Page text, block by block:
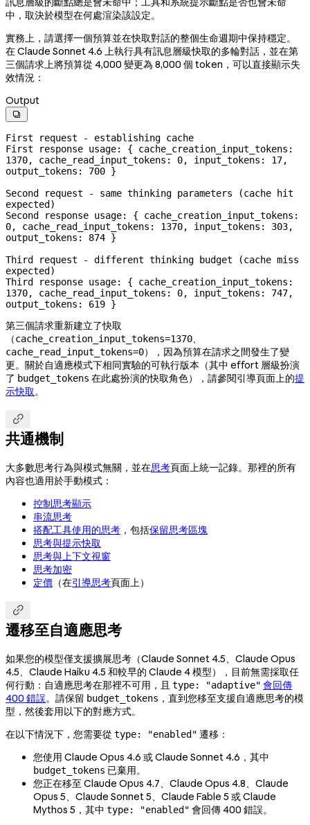
中，取決於模型在何處渲染該設定。
實務上，請選擇一個預算並在快取對話的整個生命週期中保持穩定。
在 Claude Sonnet 4.6 上執行具有訊息層級快取的多輪對話，並在第
三個請求上將預算從 4,000 變更為 8,000 個 token，可以直接顯示失
效情況：
Output

First request - establishing cache
First response usage: { cache_creation_input_tokens:
1370, cache_read_input_tokens: 0, input_tokens: 17,
output_tokens: 700 }
Second request - same thinking parameters (cache hit
expected)
Second response usage: { cache_creation_input_tokens:
0, cache_read_input_tokens: 1370, input_tokens: 303,
output_tokens: 874 }
Third request - different thinking budget (cache miss
expected)
Third response usage: { cache_creation_input_tokens:
1370, cache_read_input_tokens: 0, input_tokens: 747,
output_tokens: 619 }
第三個請求重新建立了快取
（cache_creation_input_tokens=1370、
cache_read_input_tokens=0），因為預算在請求之間發生了變
更。關於自適應模式下相同實驗的可執行版本（其中 effort 層級扮演
了 budget_tokens 在此處扮演的快取角色），請參閱引導頁面上的提
示快取。

共通機制
大多數思考行為與模式無關，並在思考頁面上統一記錄。那裡的所有
內容也適用於手動模式：
控制思考顯示
串流思考
搭配工具使用的思考 ，包括保留思考區塊
思考與提示快取
思考與上下文視窗
思考加密
定價 （在引導思考頁面上）

遷移至自適應思考
如果您的模型僅支援擴展思考（Claude Sonnet 4.5、Claude Opus
4.5、Claude Haiku 4.5 和較早的 Claude 4 模型），目前無需採取任
何行動：自適應思考在那裡不可用，且 type: "adaptive" 會回傳
400 錯誤。請保留 budget_tokens ，直到您移至支援自適應思考的模
型，然後套用以下的對應方式。
在以下情況下，您需要從 type: "enabled" 遷移：
您使用 Claude Opus 4.6 或 Claude Sonnet 4.6，其中
budget_tokens 已棄用。
您正在移至 Claude Opus 4.7、Claude Opus 4.8、Claude
Opus 5、Claude Sonnet 5、Claude Fable 5 或 Claude
Mythos 5，其中 type: "enabled" 會回傳 400 錯誤。